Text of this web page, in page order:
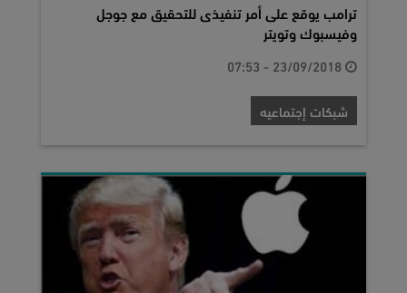
ترامب يوقع على أمر تنفيذى للتحقيق مع جوجل
وفيسبوك وتويتر
شبكات إجتماعيه